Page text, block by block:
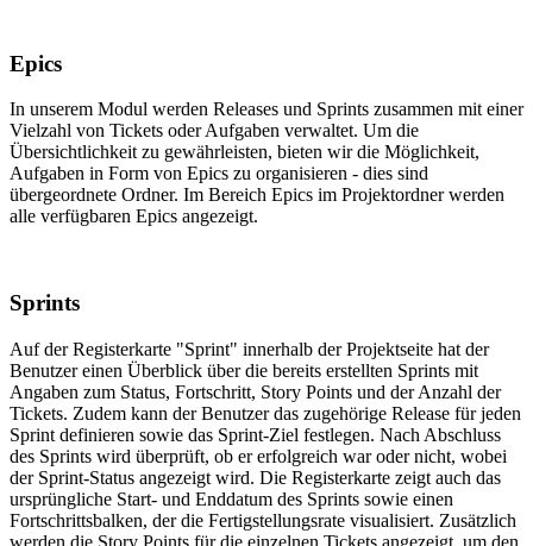
Epics
In unserem Modul werden Releases und Sprints zusammen mit einer
Vielzahl von Tickets oder Aufgaben verwaltet. Um die
Übersichtlichkeit zu gewährleisten, bieten wir die Möglichkeit,
Aufgaben in Form von Epics zu organisieren - dies sind
übergeordnete Ordner. Im Bereich Epics im Projektordner werden
alle verfügbaren Epics angezeigt.
Sprints
Auf der Registerkarte "Sprint" innerhalb der Projektseite hat der
Benutzer einen Überblick über die bereits erstellten Sprints mit
Angaben zum Status, Fortschritt, Story Points und der Anzahl der
Tickets. Zudem kann der Benutzer das zugehörige Release für jeden
Sprint definieren sowie das Sprint-Ziel festlegen. Nach Abschluss
des Sprints wird überprüft, ob er erfolgreich war oder nicht, wobei
der Sprint-Status angezeigt wird. Die Registerkarte zeigt auch das
ursprüngliche Start- und Enddatum des Sprints sowie einen
Fortschrittsbalken, der die Fertigstellungsrate visualisiert. Zusätzlich
werden die Story Points für die einzelnen Tickets angezeigt, um den